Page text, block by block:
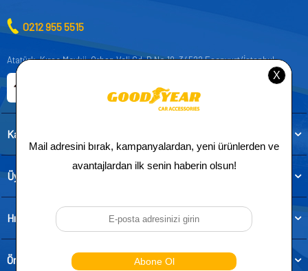
0212 955 5515
Atatürk, Kıraç Mevkii, Orhan Veli Cd. D:No:19, 34522 Esenyurt/İstanbul
Kategoriler
Üye
Hızlı Erişim
Önemli Bilgiler